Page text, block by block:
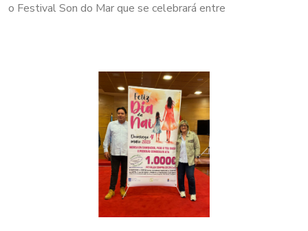
o Festival Son do Mar que se celebrará entre